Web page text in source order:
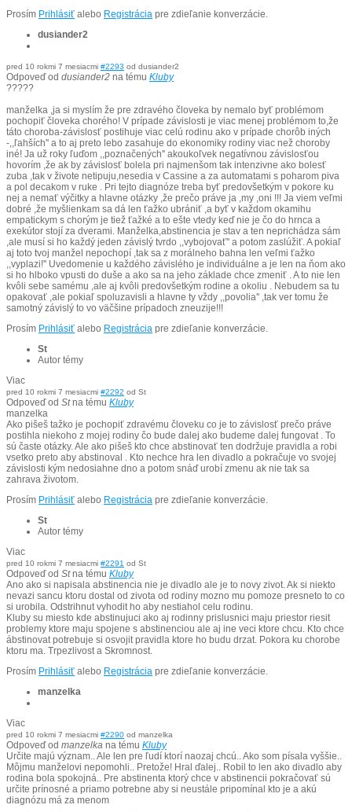
Prosím Prihlásiť alebo Registrácia pre zdieľanie konverzácie.
dusiander2
pred 10 rokmi 7 mesiacmi #2293 od dusiander2
Odpoveď od dusiander2 na tému Kluby
?????
manželka ,ja si myslím že pre zdravého človeka by nemalo byť problémom
pochopiť človeka chorého! V prípade závislosti je viac menej problémom to,že
táto choroba-závislosť postihuje viac celú rodinu ako v prípade chorôb iných
-,,ľahších'' a to aj preto lebo zasahuje do ekonomiky rodiny viac než choroby
iné! Ja už roky ľuďom ,,poznačených'' akoukoľvek negatívnou závislosťou
hovorím ,že ak by závislosť bolela pri najmenšom tak intenzivne ako bolesť
zuba ,tak v živote netipuju,nesedia v Cassine a za automatami s poharom piva
a pol decakom v ruke . Pri tejto diagnóze treba byť predovšetkým v pokore ku
nej a nemať výčitky a hlavne otázky ,že prečo práve ja ,my ,oni !!! Ja viem veľmi
dobré ,že myšlienkam sa dá len ťažko ubrániť ,a byť v každom okamihu
empatickym s chorým je tiež ťažké a to ešte vtedy keď nie je čo do hrnca a
exekútor stojí za dverami. Manželka,abstinencia je stav a ten neprichádza sám
,ale musí si ho každý jeden závislý tvrdo ,,vybojovať'' a potom zaslúžiť. A pokiaľ
aj toto tvoj manžel nepochopí ,tak sa z morálneho bahna len veľmi ťažko
,,vyplazi!'' Uvedomenie u každého závislého je individuálne a je len na ňom ako
si ho hlboko vpusti do duše a ako sa na jeho základe chce zmeniť . A to nie len
kvôli sebe samému ,ale aj kvôli predovšetkým rodine a okoliu . Nebudem sa tu
opakovať ,ale pokiaľ spoluzavisli a hlavne ty vždy ,,povolia'' ,tak ver tomu že
samotný závislý to vo väčšine prípadoch zneuzije!!!
Prosím Prihlásiť alebo Registrácia pre zdieľanie konverzácie.
St
Autor témy
Viac
pred 10 rokmi 7 mesiacmi #2292 od St
Odpoveď od Stna tému Kluby
manzelka
Ako pišeš tažko je pochopiť zdravému človeku co je to závislosť prečo práve
postihla niekoho z mojej rodiny čo bude dalej ako budeme dalej fungovat . To
sú časte otázky. Ale ako pišeš kto chce abstinovať ten dodržuje pravidla a robi
vsetko preto aby abstinoval . Kto nechce hra len divadlo a pokračuje vo svojej
závislosti kým nedosiahne dno a potom snáď urobí zmenu ak nie tak sa
zahrava životom.
Prosím Prihlásiť alebo Registrácia pre zdieľanie konverzácie.
St
Autor témy
Viac
pred 10 rokmi 7 mesiacmi #2291 od St
Odpoveď od Stna tému Kluby
Ano ako si napisala abstinencia nie je divadlo ale je to novy zivot. Ak si niekto
nevazi sancu ktoru dostal od zivota od rodiny mozno mu pomoze presneto to co
si urobila. Odstrihnut vyhodit ho aby nestiahol celu rodinu.
Kluby su miesto kde abstinujuci ako aj rodinny prislusnici maju priestor riesit
problemy ktore maju spojene s abstinenciou ale aj ine veci ktore chcu. Kto chce
ábstinovat potrebuje si osvojit pravidla ktore ho budu drzat. Pokora ku chorobe
ktoru ma. Trpezlivost a Skromnost.
Prosím Prihlásiť alebo Registrácia pre zdieľanie konverzácie.
manzelka
Viac
pred 10 rokmi 7 mesiacmi #2290 od manzelka
Odpoveď od manzelka na tému Kluby
Určite majú význam.. Ale len pre ľudí ktorí naozaj chcú.. Ako som písala vyššie..
Môjmu manželovi nepomohli.. Pretože! Hral ďalej.. Robil to len ako divadlo aby
rodina bola spokojná.. Pre abstinenta ktorý chce v abstinencii pokračovať sú
určite prínosné a priamo potrebne aby si neustále pripomínal kto je a akú
diagnózu má za menom